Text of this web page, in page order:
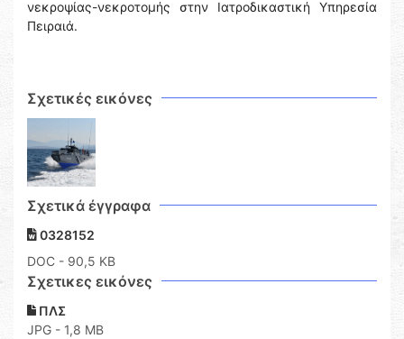
νεκροψίας-νεκροτομής στην Ιατροδικαστική Υπηρεσία
Πειραιά.
Σχετικές εικόνες
Σχετικά έγγραφα
0328152
DOC - 90,5 KB
Σχετικες εικόνες
ΠΛΣ
JPG - 1,8 MB